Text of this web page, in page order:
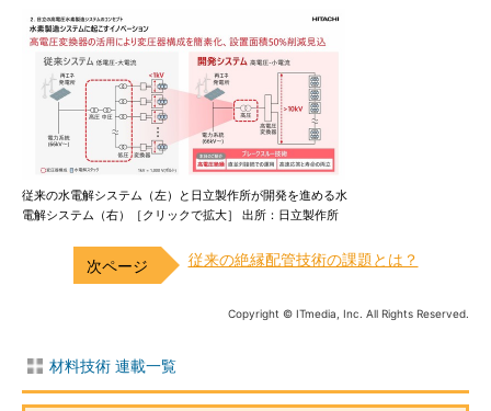
従来の水電解システム（左）と日立製作所が開発を進める水
電解システム（右）［クリックで拡大］ 出所：日立製作所
従来の絶縁配管技術の課題とは？
Copyright © ITmedia, Inc. All Rights Reserved.
材料技術 連載一覧